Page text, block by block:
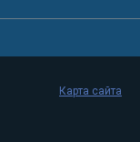
Карта сайта